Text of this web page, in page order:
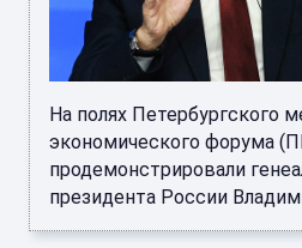
На полях Петербургского
экономического форума
продемонстрировали
президента России